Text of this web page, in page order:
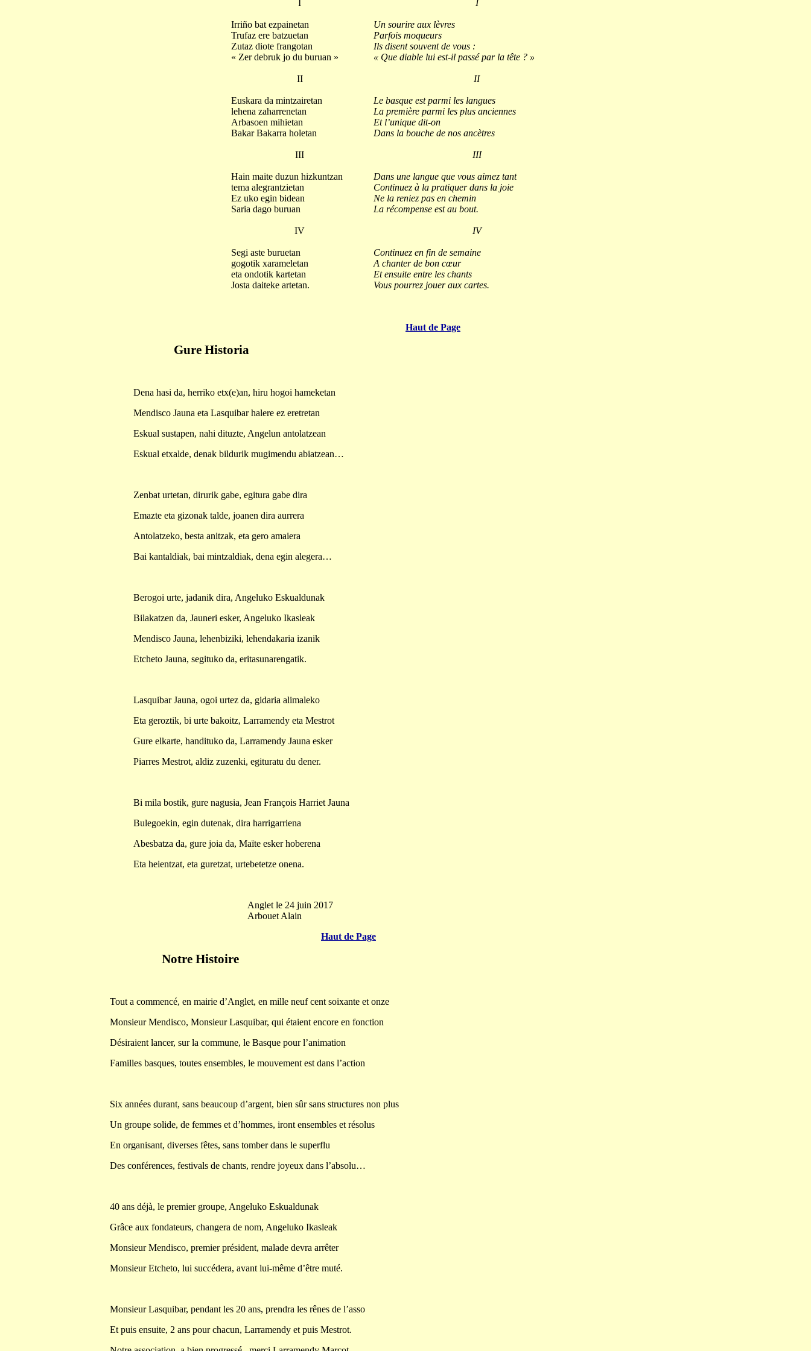
I I
Irriño bat ezpainetan
Un sourire aux lèvres
Trufaz ere batzuetan
Parfois moqueurs
Zutaz diote frangotan
Ils disent souvent de vous :
« Zer debruk jo du buruan »
« Que diable lui est-il passé par la tête ? »
II II
Euskara da mintzairetan
Le basque est parmi les langues
lehena zaharrenetan
La première parmi les plus anciennes
Arbasoen mihietan
Et l’unique dit-on
Bakar Bakarra holetan
Dans la bouche de nos ancètres
III III
Hain maite duzun hizkuntzan
Dans une langue que vous aimez tant
tema alegrantzietan
Continuez à la pratiquer dans la joie
Ez uko egin bidean
Ne la reniez pas en chemin
Saria dago buruan
La récompense est au bout.
IV IV
Segi aste buruetan
Continuez en fin de semaine
gogotik xarameletan
A chanter de bon cœur
eta ondotik kartetan
Et ensuite entre les chants
Josta daiteke artetan.
Vous pourrez jouer aux cartes.
Haut de Page
Gure Historia
Dena hasi da, herriko etx(e)an, hiru hogoi hameketan
Mendisco Jauna eta Lasquibar halere ez eretretan
Eskual sustapen, nahi dituzte, Angelun antolatzean
Eskual etxalde, denak bildurik mugimendu abiatzean…
Zenbat urtetan, dirurik gabe, egitura gabe dira
Emazte eta gizonak talde, joanen dira aurrera
Antolatzeko, besta anitzak, eta gero amaiera
Bai kantaldiak, bai mintzaldiak, dena egin alegera…
Berogoi urte, jadanik dira, Angeluko Eskualdunak
Bilakatzen da, Jauneri esker, Angeluko Ikasleak
Mendisco Jauna, lehenbiziki, lehendakaria izanik
Etcheto Jauna, segituko da, eritasunarengatik.
Lasquibar Jauna, ogoi urtez da, gidaria alimaleko
Eta geroztik, bi urte bakoitz, Larramendy eta Mestrot
Gure elkarte, handituko da, Larramendy Jauna esker
Piarres Mestrot, aldiz zuzenki, egituratu du dener.
Bi mila bostik, gure nagusia, Jean François Harriet Jauna
Bulegoekin, egin dutenak, dira harrigarriena
Abesbatza da, gure joia da, Maïte esker hoberena
Eta heientzat, eta guretzat, urtebetetze onena.
Anglet le 24 juin 2017
Arbouet Alain
Haut de Page
Notre Histoire
Tout a commencé, en mairie d’Anglet, en mille neuf cent soixante et onze
Monsieur Mendisco, Monsieur Lasquibar, qui étaient encore en fonction
Désiraient lancer, sur la commune, le Basque pour l’animation
Familles basques, toutes ensembles, le mouvement est dans l’action
Six années durant, sans beaucoup d’argent, bien sûr sans structures non plus
Un groupe solide, de femmes et d’hommes, iront ensembles et résolus
En organisant, diverses fêtes, sans tomber dans le superflu
Des conférences, festivals de chants, rendre joyeux dans l’absolu…
40 ans déjà, le premier groupe, Angeluko Eskualdunak
Grâce aux fondateurs, changera de nom, Angeluko Ikasleak
Monsieur Mendisco, premier président, malade devra arrêter
Monsieur Etcheto, lui succédera, avant lui-même d’être muté.
Monsieur Lasquibar, pendant les 20 ans, prendra les rênes de l’asso
Et puis ensuite, 2 ans pour chacun, Larramendy et puis Mestrot.